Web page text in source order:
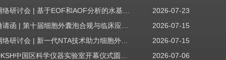
网络研讨会 | 基于EOF和AOF分析的水基质中PFAS筛查
2026-07-23
2026-07-15
网络研讨会 | 新一代NTA技术助力细胞外囊泡质量评估与工艺开发
2026-07-15
2026-07-06